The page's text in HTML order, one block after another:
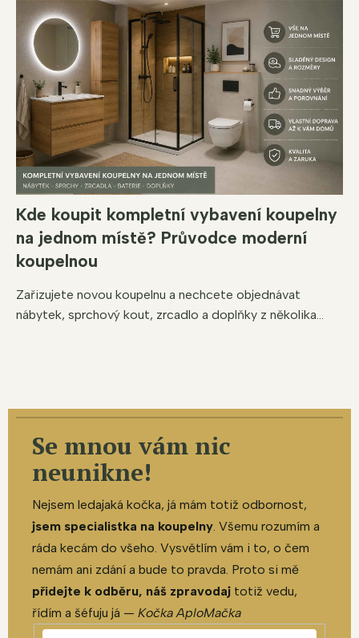
Kde koupit kompletní vybavení koupelny
na jednom místě? Průvodce moderní
koupelnou
Zařizujete novou koupelnu a nechcete objednávat
nábytek, sprchový kout, zrcadlo a doplňky z několika...
Se mnou vám nic
neunikne!
Nejsem ledajaká kočka, já mám totiž odbornost,
jsem specialistka na koupelny. Všemu rozumím a
ráda kecám do všeho. Vysvětlím vám i to, o čem
nemám ani zdání a bude to pravda. Proto si mě
přidejte k odběru, náš zpravodaj totiž vedu,
řídím a šéfuju já — Kočka AploMačka